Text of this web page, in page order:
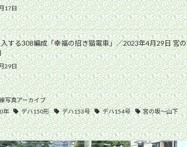
17日
する308編成「幸福の招き猫電車」／2023年4月29日 宮の
29日
写真アーカイブ
年 デハ150形 デハ153号 デハ154号 宮の坂〜山下